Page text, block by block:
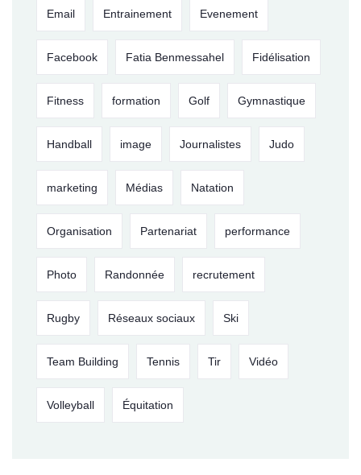
Email Entrainement Evenement
Facebook Fatia Benmessahel Fidélisation
Fitness formation Golf Gymnastique
Handball image Journalistes Judo
marketing Médias Natation
Organisation Partenariat performance
Photo Randonnée recrutement
Rugby Réseaux sociaux Ski
Team Building Tennis Tir Vidéo
Volleyball Équitation